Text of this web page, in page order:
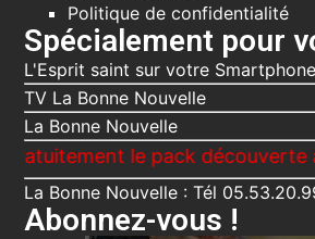
Politique de confidentialité
Spécialement pour
L'Esprit saint sur votre Smartphone
TV La Bonne Nouvelle
La Bonne Nouvelle
le pack découverte avec
La Bonne Nouvelle : Tél
Abonnez-vous !